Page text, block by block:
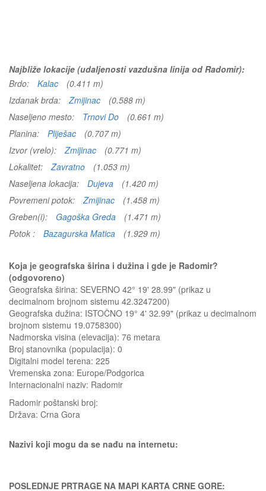
Najbliže lokacije (udaljenosti vazdušna linija od Radomir):
Brdo:
Kalac
(0.411 m)
Izdanak brda:
Zmijinac
(0.588 m)
Naseljeno mesto:
Trnovi Do
(0.661 m)
Planina:
Pliješac
(0.707 m)
Izvor (vrelo):
Zmijinac
(0.771 m)
Lokalitet:
Zavratno
(1.053 m)
Naseljena lokacija:
Dujeva
(1.420 m)
Povremeni potok:
Zmijinac
(1.458 m)
Greben(i):
Gagoška Greda
(1.471 m)
Potok :
Bazagurska Matica (1.929 m)
Koja je geografska širina i dužina i gde je Radomir?
(odgovoreno)
Geografska širina: SEVERNO 42° 19' 28.99" (prikaz u
decimalnom brojnom sistemu 42.3247200)
Geografska dužina: ISTOČNO 19° 4' 32.99" (prikaz u decimalnom
brojnom sistemu 19.0758300)
Nadmorska visina (elevacija): 76 metara
Broj stanovnika (populacija): 0
Digitalni model terena: 225
Vremenska zona: Europe/Podgorica
Internacionalni naziv: Radomir
Radomir poštanski broj:
Država: Crna Gora
Nazivi koji mogu da se nađu na internetu:
POSLEDNJE PRTRAGE NA MAPI KARTA CRNE GORE: